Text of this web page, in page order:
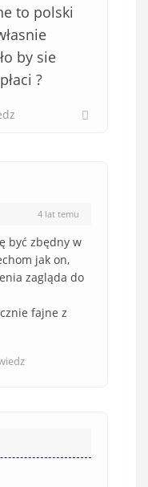
to polski
by sie
?
4 lat temu
być zbędny w
jak on,
zagląda do
fajne z